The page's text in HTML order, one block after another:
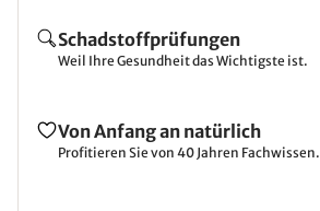
Schadstoffprüfungen
Weil Ihre Gesundheit das Wichtigste ist.
Von Anfang an natürlich
Profitieren Sie von 40 Jahren Fachwissen.